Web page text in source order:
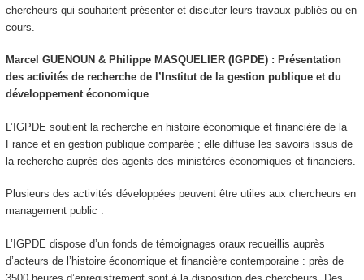
chercheurs qui souhaitent présenter et discuter leurs travaux publiés ou en
cours.
Marcel GUENOUN & Philippe MASQUELIER (IGPDE) : Présentation
des activités de recherche de l’Institut de la gestion publique et du
développement économique
L’IGPDE soutient la recherche en histoire économique et financière de la
France et en gestion publique comparée ; elle diffuse les savoirs issus de
la recherche auprès des agents des ministères économiques et financiers.
Plusieurs des activités développées peuvent être utiles aux chercheurs en
management public :
L’IGPDE dispose d’un fonds de témoignages oraux recueillis auprès
d’acteurs de l’histoire économique et financière contemporaine : près de